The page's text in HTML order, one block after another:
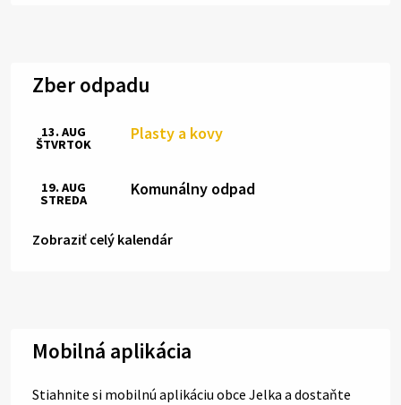
Zber odpadu
Plasty a kovy
13. AUG
ŠTVRTOK
Komunálny odpad
19. AUG
STREDA
Zobraziť celý kalendár
Mobilná aplikácia
Stiahnite si mobilnú aplikáciu obce Jelka a dostaňte